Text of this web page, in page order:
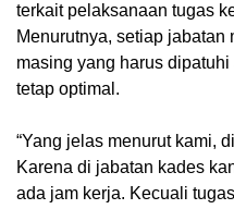
terkait pelaksanaan tugas
Menurutnya, setiap
masing yang harus
tetap optimal.
“Yang jelas menurut kami,
Karena di jabatan kades
ada jam kerja. Kecuali